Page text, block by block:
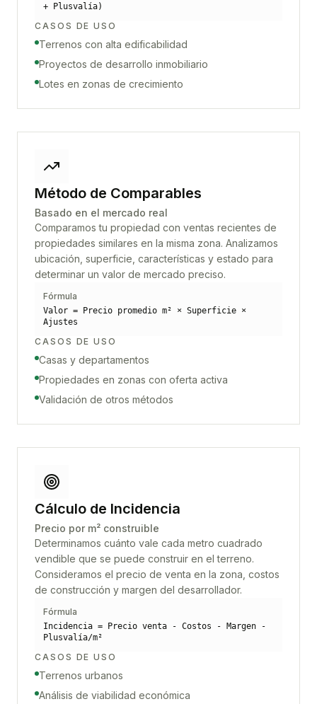
+ Plusvalía)
CASOS DE USO
Terrenos con alta edificabilidad
Proyectos de desarrollo inmobiliario
Lotes en zonas de crecimiento
Método de Comparables
Basado en el mercado real
Comparamos tu propiedad con ventas recientes de
propiedades similares en la misma zona. Analizamos
ubicación, superficie, características y estado para
determinar un valor de mercado preciso.
Fórmula
Valor = Precio promedio m² × Superficie ×
Ajustes
CASOS DE USO
Casas y departamentos
Propiedades en zonas con oferta activa
Validación de otros métodos
Cálculo de Incidencia
Precio por m² construible
Determinamos cuánto vale cada metro cuadrado
vendible que se puede construir en el terreno.
Consideramos el precio de venta en la zona, costos
de construcción y margen del desarrollador.
Fórmula
Incidencia = Precio venta - Costos - Margen -
Plusvalía/m²
CASOS DE USO
Terrenos urbanos
Análisis de viabilidad económica